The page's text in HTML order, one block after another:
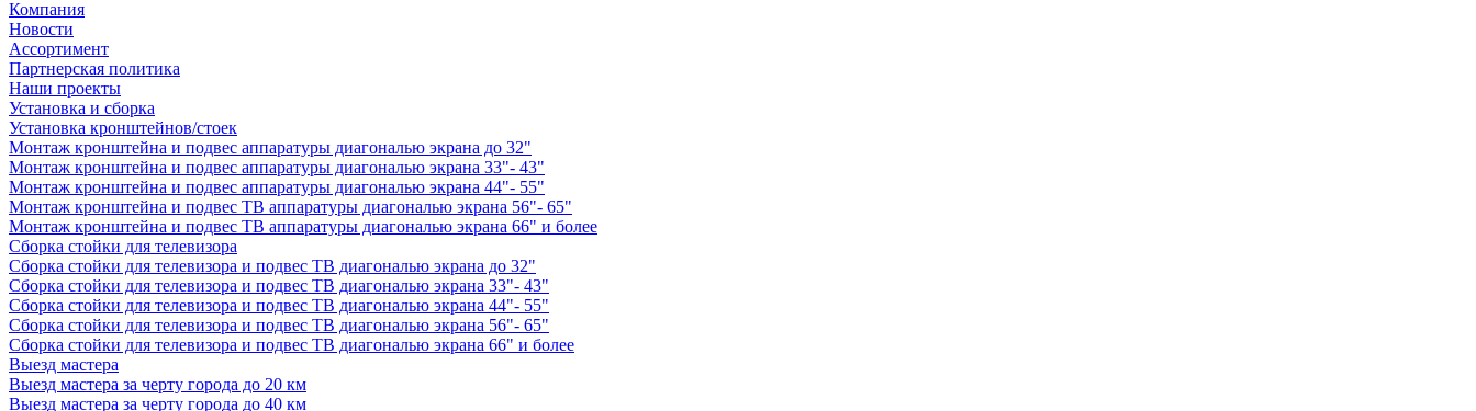
Компания
Новости
Ассортимент
Партнерская политика
Наши проекты
Установка и сборка
Установка кронштейнов/стоек
Монтаж кронштейна и подвес аппаратуры диагональю экрана до 32"
Монтаж кронштейна и подвес аппаратуры диагональю экрана 33"- 43"
Монтаж кронштейна и подвес аппаратуры диагональю экрана 44"- 55"
Монтаж кронштейна и подвес ТВ аппаратуры диагональю экрана 56"- 65"
Монтаж кронштейна и подвес ТВ аппаратуры диагональю экрана 66" и более
Сборка стойки для телевизора
Сборка стойки для телевизора и подвес ТВ диагональю экрана до 32"
Сборка стойки для телевизора и подвес ТВ диагональю экрана 33"- 43"
Сборка стойки для телевизора и подвес ТВ диагональю экрана 44"- 55"
Сборка стойки для телевизора и подвес ТВ диагональю экрана 56"- 65"
Сборка стойки для телевизора и подвес ТВ диагональю экрана 66" и более
Выезд мастера
Выезд мастера за черту города до 20 км
Выезд мастера за черту города до 40 км